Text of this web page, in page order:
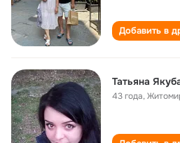
Добавить в
Татьяна
43 года,